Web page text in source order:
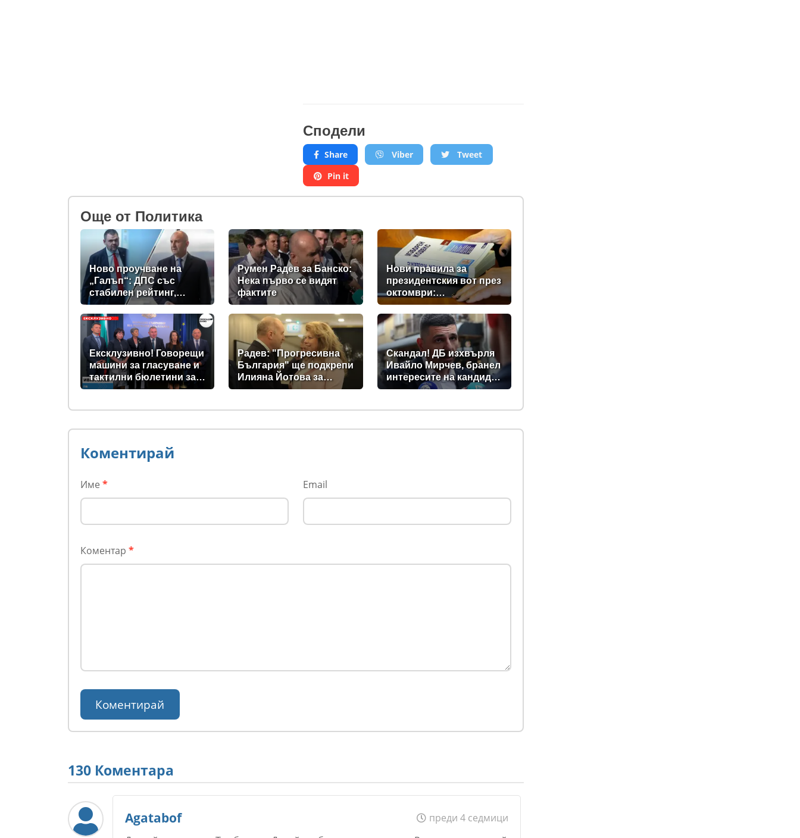
Сподели
Share Viber
Tweet
Pin it
Oще от Политика
Ново проучване на
„Галъп“: ДПС със
стабилен рейтинг,
подкрепата към Радев
се запазва
Румен Радев за Банско:
Нека първо се видят
фактите
Нови правила за
президентския вот през
октомври:
Парламентът прие
промени в Изборния
кодекс
Ексклузивно! Говорещи
машини за гласуване и
тактилни бюлетини за
незрящите предвиждат
правила! (ВИДЕО)
Радев: "Прогресивна
България" ще подкрепи
Илияна Йотова за
президент
Скандал! ДБ изхвърля
Ивайло Мирчев, бранел
интересите на кандидат
за „Лукойл”
Коментирай
Име * Email
Коментар *
130 Коментара
Agatabof
преди 4 седмици